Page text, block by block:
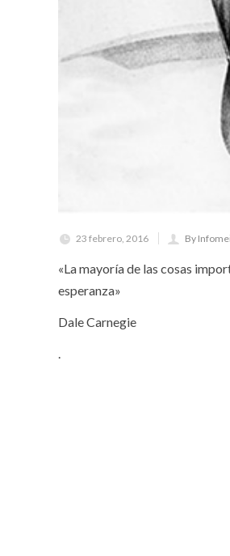
23 febrero, 2016 By
«La mayoría de las cosas
esperanza»
Dale Carnegie
.